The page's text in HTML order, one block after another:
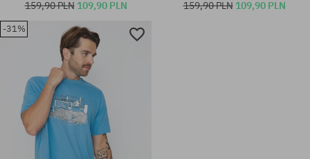
Dostępne rozmiary:
159,90 PLN 109,90 PLN 159,90 PLN 109,90 PLN
-31%